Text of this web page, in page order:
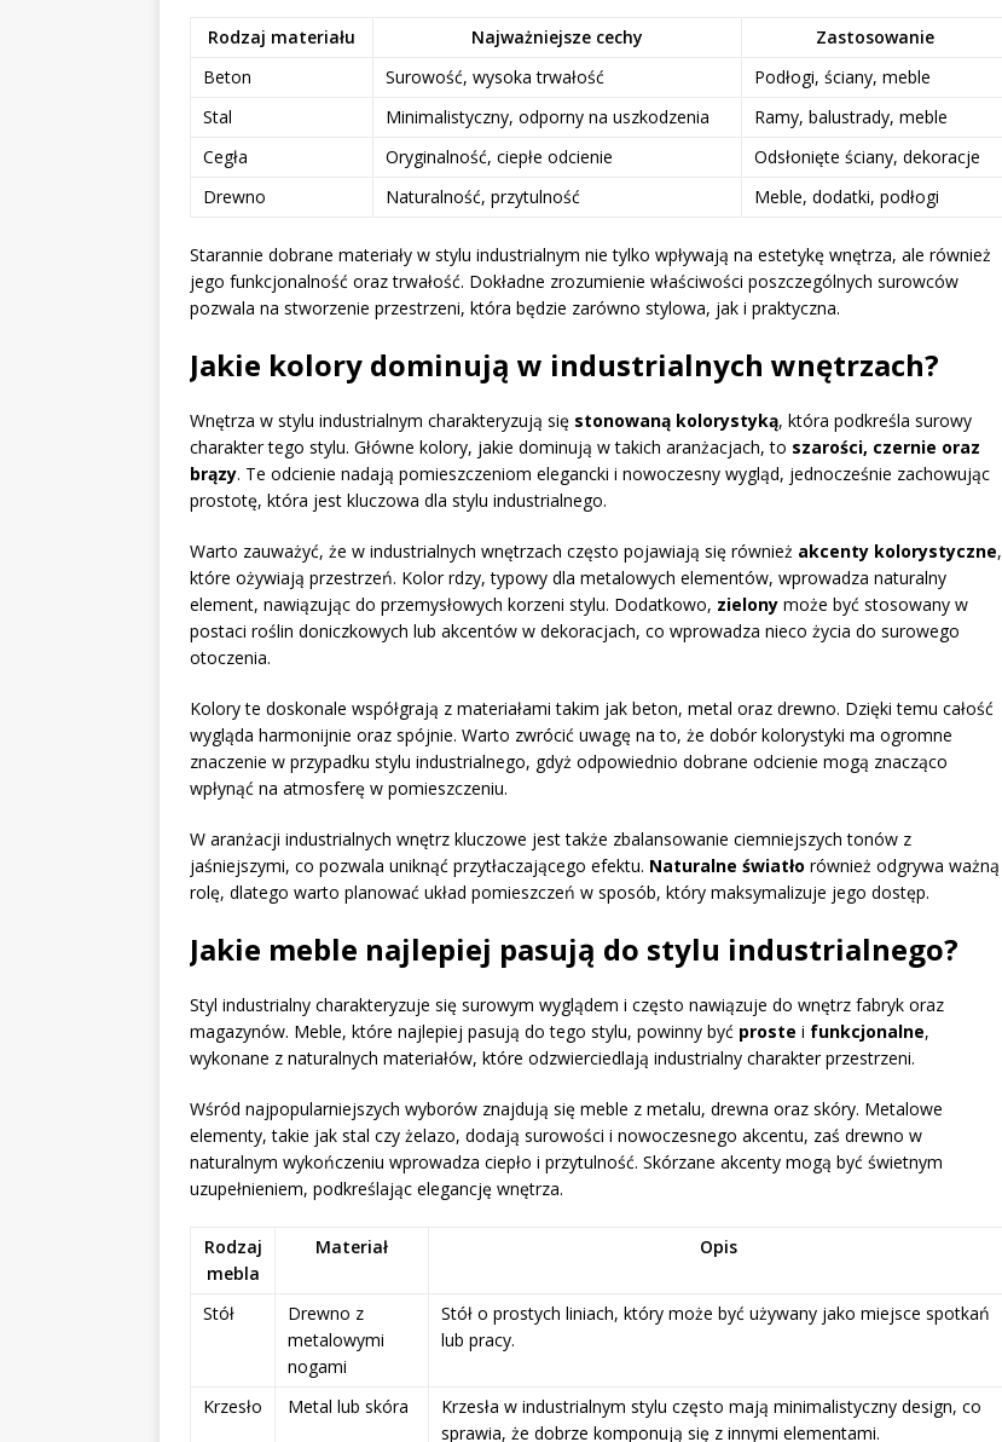
Rodzaj materiału Najważniejsze cechy
Zastosowanie
Beton
Surowość, wysoka trwałość
Podłogi, ściany, meble
Stal
Minimalistyczny, odporny na uszkodzenia
Ramy, balustrady, meble
Cegła
Oryginalność, ciepłe odcienie
Odsłonięte ściany, dekoracje
Drewno
Naturalność, przytulność Meble, dodatki, podłogi
Starannie dobrane materiały w stylu industrialnym nie tylko wpływają na estetykę wnętrza, ale również
jego funkcjonalność oraz trwałość. Dokładne zrozumienie właściwości poszczególnych surowców
pozwala na stworzenie przestrzeni, która będzie zarówno stylowa, jak i praktyczna.
Jakie kolory dominują w industrialnych wnętrzach?
Wnętrza w stylu industrialnym charakteryzują się stonowaną kolorystyką, która podkreśla surowy
charakter tego stylu. Główne kolory, jakie dominują w takich aranżacjach, to szarości, czernie oraz
brązy. Te odcienie nadają pomieszczeniom elegancki i nowoczesny wygląd, jednocześnie zachowując
prostotę, która jest kluczowa dla stylu industrialnego.
Warto zauważyć, że w industrialnych wnętrzach często pojawiają się również akcenty kolorystyczne,
które ożywiają przestrzeń. Kolor rdzy, typowy dla metalowych elementów, wprowadza naturalny
element, nawiązując do przemysłowych korzeni stylu. Dodatkowo, zielony może być stosowany w
postaci roślin doniczkowych lub akcentów w dekoracjach, co wprowadza nieco życia do surowego
otoczenia.
Kolory te doskonale współgrają z materiałami takim jak beton, metal oraz drewno. Dzięki temu całość
wygląda harmonijnie oraz spójnie. Warto zwrócić uwagę na to, że dobór kolorystyki ma ogromne
znaczenie w przypadku stylu industrialnego, gdyż odpowiednio dobrane odcienie mogą znacząco
wpłynąć na atmosferę w pomieszczeniu.
W aranżacji industrialnych wnętrz kluczowe jest także zbalansowanie ciemniejszych tonów z
jaśniejszymi, co pozwala uniknąć przytłaczającego efektu. Naturalne światło również odgrywa ważną
rolę, dlatego warto planować układ pomieszczeń w sposób, który maksymalizuje jego dostęp.
Jakie meble najlepiej pasują do stylu industrialnego?
Styl industrialny charakteryzuje się surowym wyglądem i często nawiązuje do wnętrz fabryk oraz
magazynów. Meble, które najlepiej pasują do tego stylu, powinny być proste i funkcjonalne,
wykonane z naturalnych materiałów, które odzwierciedlają industrialny charakter przestrzeni.
Wśród najpopularniejszych wyborów znajdują się meble z metalu, drewna oraz skóry. Metalowe
elementy, takie jak stal czy żelazo, dodają surowości i nowoczesnego akcentu, zaś drewno w
naturalnym wykończeniu wprowadza ciepło i przytulność. Skórzane akcenty mogą być świetnym
uzupełnieniem, podkreślając elegancję wnętrza.
Rodzaj
mebla
Materiał Opis
Stół
Drewno z
metalowymi
nogami
Stół o prostych liniach, który może być używany jako miejsce spotkań
lub pracy.
Krzesło Metal lub skóra
Krzesła w industrialnym stylu często mają minimalistyczny design, co
sprawia, że dobrze komponują się z innymi elementami.